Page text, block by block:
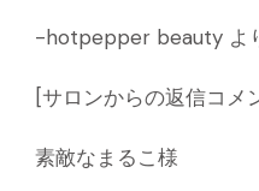
-hotpepper beauty よ
[サロンからの返信コメ
素敵なまるこ様